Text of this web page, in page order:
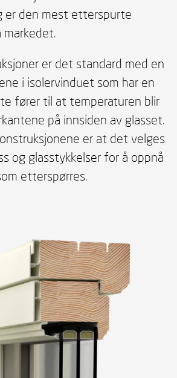
er den mest etterspurte
markedet.
er det standard med en
i isolervinduet som har en
fører til at temperaturen blir
på innsiden av glasset.
er at det velges
og glasstykkelser for å oppnå
etterspørres.